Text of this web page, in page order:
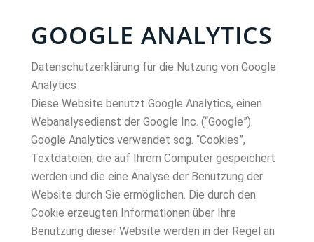
GOOGLE ANALYTICS
Datenschutzerklärung für die Nutzung von Google
Analytics
Diese Website benutzt Google Analytics, einen
Webanalysedienst der Google Inc. (“Google”).
Google Analytics verwendet sog. “Cookies”,
Textdateien, die auf Ihrem Computer gespeichert
werden und die eine Analyse der Benutzung der
Website durch Sie ermöglichen. Die durch den
Cookie erzeugten Informationen über Ihre
Benutzung dieser Website werden in der Regel an